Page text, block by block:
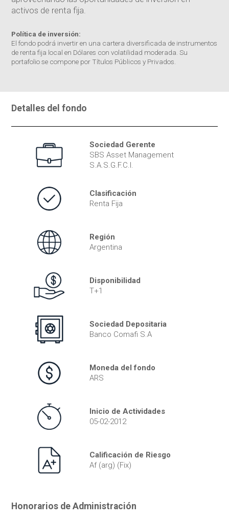
activos de renta fija.
Política de inversión:
El fondo podrá invertir en una cartera diversificada de instrumentos
de renta fija local en Dólares con volatilidad moderada. Su
portafolio se compone por Títulos Públicos y Privados.
Detalles del fondo
Sociedad Gerente
SBS Asset Management
S.A.S.G.F.C.I.
Clasificación
Renta Fija
Región
Argentina
Disponibilidad
T+1
Sociedad Depositaria
Banco Comafi S.A
Moneda del fondo
ARS
Inicio de Actividades
05-02-2012
Calificación de Riesgo
Af (arg) (Fix)
Honorarios de Administración